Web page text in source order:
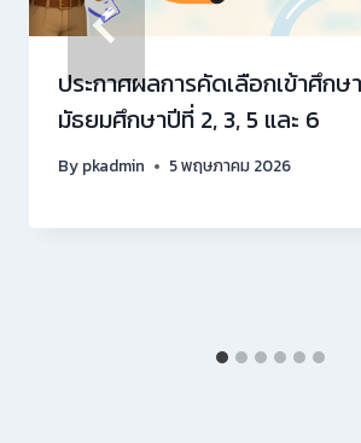
ประกาศผลการคัดเลือกเข้าศึก
มัธยมศึกษาปีที่ 2, 3, 5 และ 6
By pkadmin 5 พฤษภาคม 2026